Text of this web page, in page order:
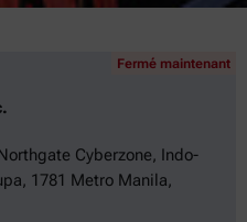
Cyberzone, Indo-
1781 Metro Manila,
Fermé maintenant